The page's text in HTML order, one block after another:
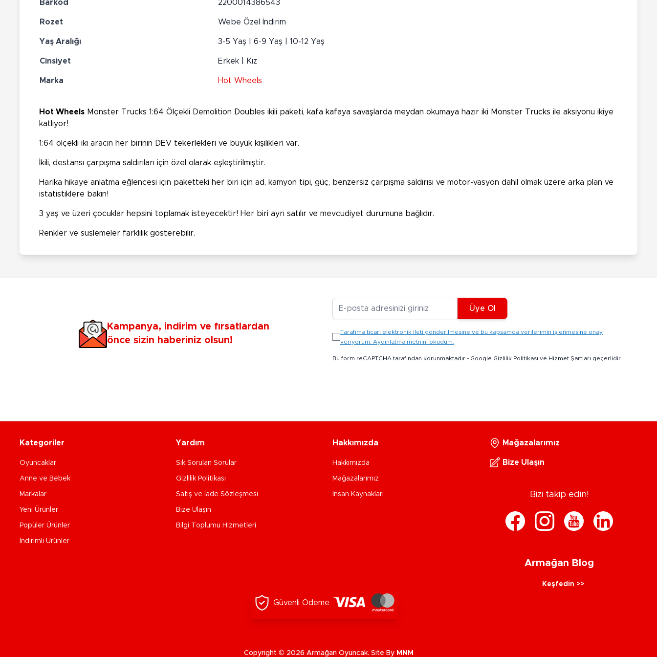
Barkod 2200014386543
Rozet Webe Özel İndirim
Yaş Aralığı 3-5 Yaş | 6-9 Yaş | 10-12 Yaş
Cinsiyet Erkek | Kız
Marka Hot Wheels
Hot Wheels Monster Trucks 1:64 Ölçekli Demolition Doubles ikili paketi, kafa kafaya savaşlarda meydan okumaya hazır iki Monster Trucks ile aksiyonu ikiye
katlıyor!
1:64 ölçekli iki aracın her birinin DEV tekerlekleri ve büyük kişilikleri var.
İkili, destansı çarpışma saldırıları için özel olarak eşleştirilmiştir.
Harika hikaye anlatma eğlencesi için paketteki her biri için ad, kamyon tipi, güç, benzersiz çarpışma saldırısı ve motor-vasyon dahil olmak üzere arka plan ve
istatistiklere bakın!
3 yaş ve üzeri çocuklar hepsini toplamak isteyecektir! Her biri ayrı satılır ve mevcudiyet durumuna bağlıdır.
Renkler ve süslemeler farklılık gösterebilir.
Kampanya, indirim ve fırsatlardan
önce sizin haberiniz olsun!
E-posta Adresiniz
Üye Ol
Tarafıma ticari elektronik ileti gönderilmesine ve bu kapsamda verilerimin işlenmesine onay
veriyorum. Aydınlatma metnini okudum.
Bu form reCAPTCHA tarafından korunmaktadır - Google Gizlilik Politikası ve Hizmet Şartları geçerlidir.
Kategoriler
Oyuncaklar
Anne ve Bebek
Markalar
Yeni Ürünler
Popüler Ürünler
İndirimli Ürünler
Yardım
Sık Sorulan Sorular
Gizlilik Politikası
Satış ve İade Sözleşmesi
Bize Ulaşın
Bilgi Toplumu Hizmetleri
Hakkımızda
Hakkımızda
Mağazalarımız
İnsan Kaynakları
Mağazalarımız
Bize Ulaşın
Bizi takip edin!
Armağan Blog
Keşfedin >>
Güvenli Ödeme
Copyright © 2026 Armağan Oyuncak. Site By MNM